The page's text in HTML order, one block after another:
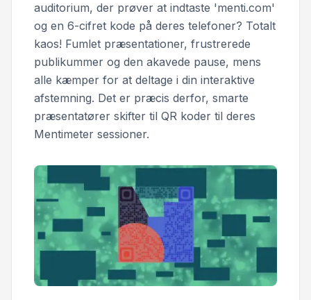
auditorium, der prøver at indtaste 'menti.com'
og en 6-cifret kode på deres telefoner? Totalt
kaos! Fumlet præsentationer, frustrerede
publikummer og den akavede pause, mens
alle kæmper for at deltage i din interaktive
afstemning. Det er præcis derfor, smarte
præsentatører skifter til QR koder til deres
Mentimeter sessioner.